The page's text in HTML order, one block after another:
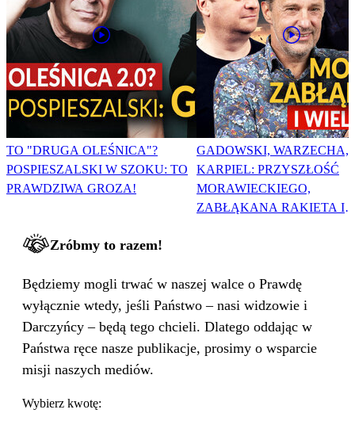
TO "DRUGA OLEŚNICA"?
POSPIESZALSKI W SZOKU: TO
PRAWDZIWA GROZA!
GADOWSKI, WARZECHA,
KARPIEL: PRZYSZŁOŚĆ
MORAWIECKIEGO,
ZABŁĄKANA RAKIETA I
Zróbmy to razem!
Będziemy mogli trwać w naszej walce o Prawdę
wyłącznie wtedy, jeśli Państwo – nasi widzowie i
Darczyńcy – będą tego chcieli. Dlatego oddając w
Państwa ręce nasze publikacje, prosimy o wsparcie
misji naszych mediów.
Wybierz kwotę: